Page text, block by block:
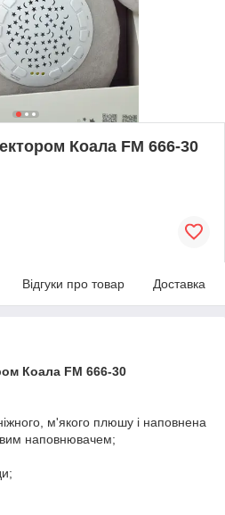
Коала FM 666-30
Відгуки про товар Доставка
Коала FM 666-30
м'якого плюшу і наповнена
наповнювачем;